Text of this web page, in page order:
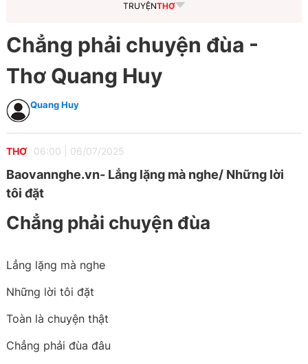
TRUYỆNTHƠ
Chẳng phải chuyện đùa -
Thơ Quang Huy
Quang Huy
THƠ 06:00 06/07/2025
Baovannghe.vn- Lẳng lặng mà nghe/ Những lời
tôi đặt
Chẳng phải chuyện đùa
Lẳng lặng mà nghe
Những lời tôi đặt
Toàn là chuyện thật
Chẳng phải đùa đâu